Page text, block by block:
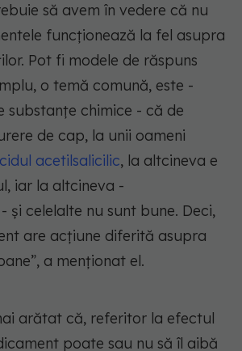
să avem în vedere că nu
funcționează la fel asupra
Pot fi modele de răspuns
o temă comună, este -
substanțe chimice - că de
de cap, la unii oameni
acetilsalicilic, la altcineva e
iar la altcineva -
și celelalte nu sunt bune. Deci,
are acțiune diferită asupra
a menționat el.
arătat că, referitor la efectul
poate sau nu să îl aibă